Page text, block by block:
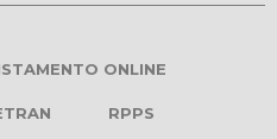
ONLINE
RPPS